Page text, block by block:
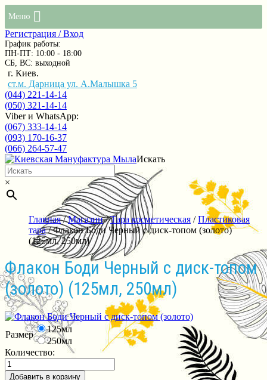
Меню
Регистрация / Вход
График работы:
ПН-ПТ: 10:00 - 18:00
СБ, ВС: выходной
г. Киев.
ст.м. Дарница ул. А.Малышка 5
(044) 221-14-14
(050) 321-14-14
Viber и WhatsApp:
(067) 333-14-14
(093) 170-16-37
(066) 264-57-47
Искать
×
Главная/Магазин/Тара косметическая /Пластиковая
тара/ Флакон Боди Черный с диск-топом (золото)
(125мл, 250мл)
Флакон Боди Черный с диск-топом
(золото) (125мл, 250мл)
Размер
125мл
250мл
Количество:
Добавить в корзину